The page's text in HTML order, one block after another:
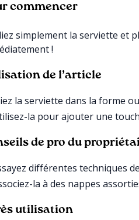
commencer
simplement la serviette et
!
de l’article
la serviette dans la forme
la pour ajouter une
de pro du
différentes techniques
la à des nappes
utilisation